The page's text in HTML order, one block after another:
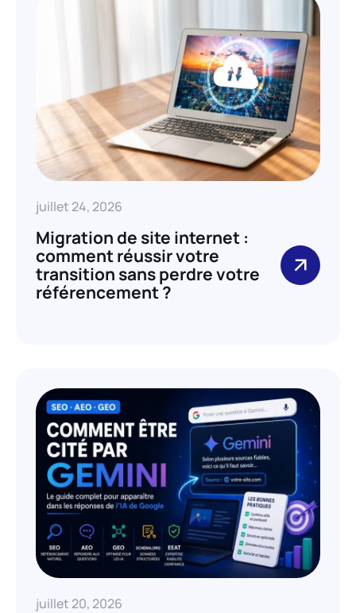
juillet 24, 2026
Migration de site internet :
comment réussir votre
transition sans perdre votre
référencement ?
juillet 20, 2026